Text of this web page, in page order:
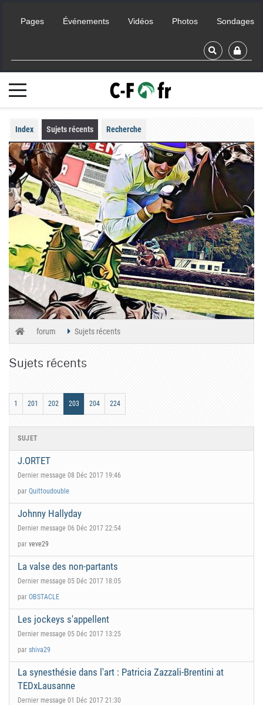
Pages Événements Vidéos Photos Sondages
Index Sujets récents Recherche
forum Sujets récents
Sujets récents
1 201 202 203 204 224
SUJET
J.ORTET
Dernier message 08 Déc 2017 19:46
par Quittoudouble
Johnny Hallyday
Dernier message 06 Déc 2017 22:54
par veve29
La valse des non-partants
Dernier message 05 Déc 2017 18:05
par OBSTACLE
Les jockeys s'appellent
Dernier message 05 Déc 2017 13:25
par shiva29
La synesthésie dans l'art : Patricia Zazzali-Brentini at
TEDxLausanne
Dernier message 01 Déc 2017 21:30